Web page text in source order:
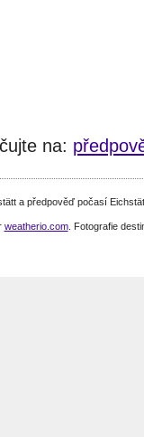
na:
a předpověď počasí
weatherio.com. Fotografie